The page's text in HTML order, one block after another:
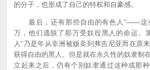
的分子，也形成了自己的特权和自豪感。
最后，还有那些自由的有色人"——这
万，他们逃脱了那万受奴役黑人的命运。
人"乃是年从非洲被贩卖到弗吉尼亚而在原
获得自由的黑人。但是就在永久性的奴隶制
立起来之后，仍有个别奴隶通过这种或那